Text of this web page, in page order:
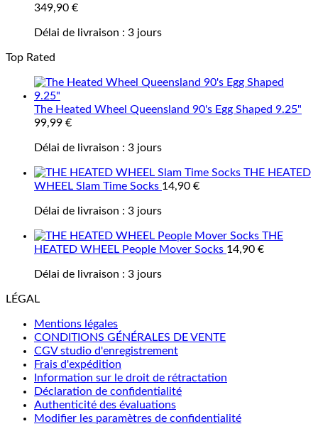
349,90 €
Délai de livraison : 3 jours
Top Rated
The Heated Wheel Queensland 90's Egg Shaped 9.25"
99,99 €
Délai de livraison : 3 jours
THE HEATED
WHEEL Slam Time Socks 14,90 €
Délai de livraison : 3 jours
THE
HEATED WHEEL People Mover Socks 14,90 €
Délai de livraison : 3 jours
LÉGAL
Mentions légales
CONDITIONS GÉNÉRALES DE VENTE
CGV studio d'enregistrement
Frais d'expédition
Information sur le droit de rétractation
Déclaration de confidentialité
Authenticité des évaluations
Modifier les paramètres de confidentialité